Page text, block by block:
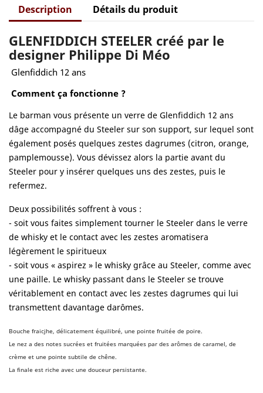
Description Détails du produit
GLENFIDDICH STEELER créé par le
designer Philippe Di Méo
Glenfiddich 12 ans
Comment ça fonctionne ?
Le barman vous présente un verre de Glenfiddich 12 ans
dâge accompagné du Steeler sur son support, sur lequel sont
également posés quelques zestes dagrumes (citron, orange,
pamplemousse). Vous dévissez alors la partie avant du
Steeler pour y insérer quelques uns des zestes, puis le
refermez.
Deux possibilités soffrent à vous :
- soit vous faites simplement tourner le Steeler dans le verre
de whisky et le contact avec les zestes aromatisera
légèrement le spiritueux
- soit vous « aspirez » le whisky grâce au Steeler, comme avec
une paille. Le whisky passant dans le Steeler se trouve
véritablement en contact avec les zestes dagrumes qui lui
transmettent davantage darômes.
Bouche fraicjhe, délicatement équilibré, une pointe fruitée de poire.
Le nez a des notes sucrées et fruitées marquées par des arômes de caramel, de
crème et une pointe subtile de chêne.
La finale est riche avec une douceur persistante.